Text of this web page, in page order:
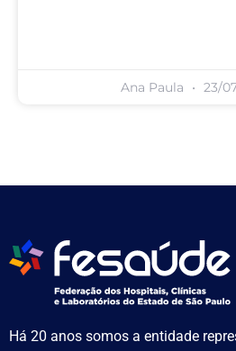
Ana Paula 23/
Há 20 anos somos a entidade